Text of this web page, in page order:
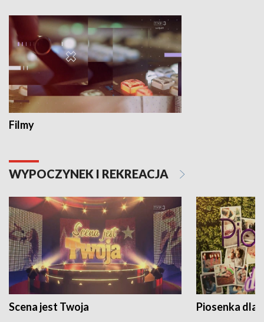
Filmy
WYPOCZYNEK I REKREACJA
Scena jest Twoja Piosenka dla